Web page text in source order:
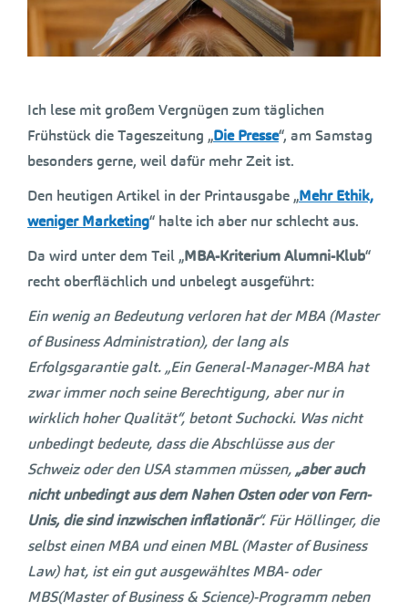
Ich lese mit großem Vergnügen zum täglichen
Frühstück die Tageszeitung „Die Presse“, am Samstag
besonders gerne, weil dafür mehr Zeit ist.
Den heutigen Artikel in der Printausgabe „Mehr Ethik,
weniger Marketing“ halte ich aber nur schlecht aus.
Da wird unter dem Teil „MBA-Kriterium Alumni-Klub“
recht oberflächlich und unbelegt ausgeführt:
Ein wenig an Bedeutung verloren hat der MBA (Master
of Business Administration), der lang als
Erfolgsgarantie galt. „Ein General-Manager-MBA hat
zwar immer noch seine Berechtigung, aber nur in
wirklich hoher Qualität“, betont Suchocki. Was nicht
unbedingt bedeute, dass die Abschlüsse aus der
Schweiz oder den USA stammen müssen, „aber auch
nicht unbedingt aus dem Nahen Osten oder von Fern-
Unis, die sind inzwischen inflationär“. Für Höllinger, die
selbst einen MBA und einen MBL (Master of Business
Law) hat, ist ein gut ausgewähltes MBA- oder
MBS(Master of Business & Science)-Programm neben